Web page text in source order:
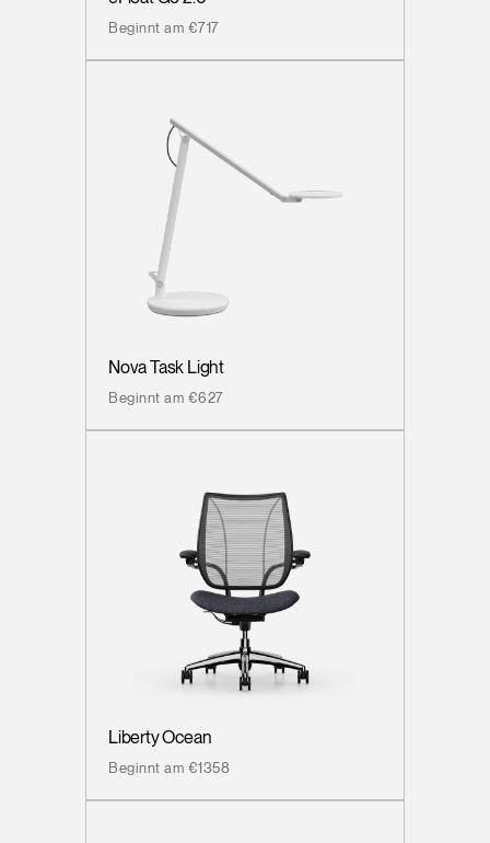
Beginnt am €717
Nova Task Light
Beginnt am €627
Liberty Ocean
Beginnt am €1358